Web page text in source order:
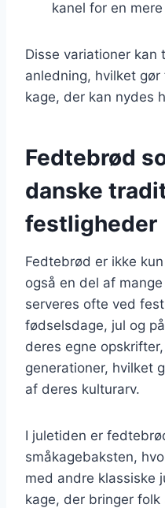
kanel for en
Disse variationer
anledning, hvilket
kage, der kan nydes
Fedtebrød
danske
festligheder
Fedtebrød er ikke
også en del af
serveres ofte ved
fødselsdage, jul og
deres egne
generationer, hvilket
af deres kulturarv.
I juletiden er
småkagebaksten,
med andre klassiske
kage, der bringer